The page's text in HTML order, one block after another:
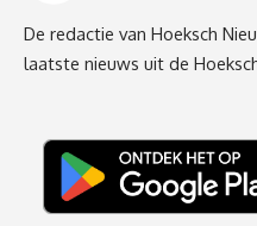
De redactie van Hoeksch
laatste nieuws uit de